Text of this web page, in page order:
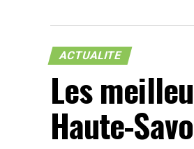
ACTUALITE
Les
Haute-